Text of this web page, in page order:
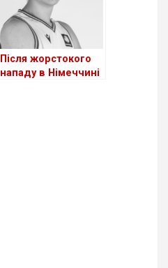
Після жорстокого
нападу в Німеччині